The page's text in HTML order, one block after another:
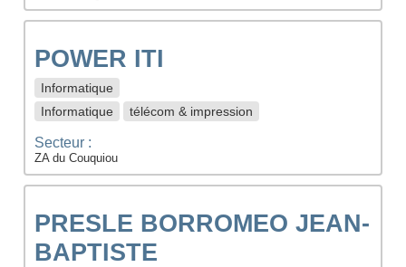
POWER ITI
Informatique
Informatique
télécom & impression
Secteur :
ZA du Couquiou
PRESLE BORROMEO JEAN-
BAPTISTE